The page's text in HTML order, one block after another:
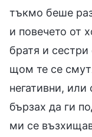
тъкмо беше
и повечето от
братя и сестри
щом те се
негативни, или
бързах да ги
ми се